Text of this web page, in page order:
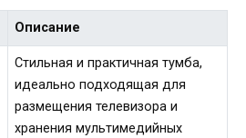
Описание
Стильная и практичная тумба,
идеально подходящая для
размещения телевизора и
хранения мультимедийных